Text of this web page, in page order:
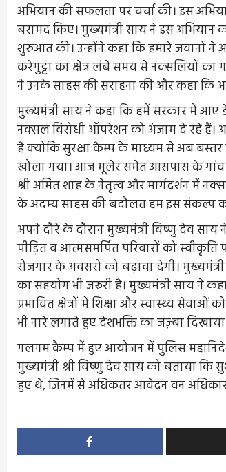
अभियान की सफलता पर चर्चा की। इस
बरामद किए। मुख्यमंत्री साय ने इस
शुरुआत की। उन्होंने कहा कि हमारे जवानों
करेगुट्टा का क्षेत्र लंबे समय से नक्सलियों का
ने उनके साहस की सराहना की और कहा कि
मुख्यमंत्री साय ने कहा कि हमें सरकार में आए
नक्सल विरोधी ऑपरेशन को अंजाम दे रहे हैं।
हैं क्योंकि सुरक्षा कैम्प के माध्यम से अब
खोला गया। आज मूलेर समेत आसपास के गांव में
श्री अमित शाह के नेतृत्व और मार्गदर्शन में
के अदम्य साहस की बदौलत हम इस संकल्प को
अपने दौरे के दौरान मुख्यमंत्री विष्णु देव
पीड़ित व आत्मसमर्पित परिवारों को स्वीकृति
रोजगार के अवसरों को बढ़ावा देगी।
का सहयोग भी जरूरी है। मुख्यमंत्री साय ने
प्रभावित क्षेत्रों में शिक्षा और स्वास्थ्य
भी नारे लगाते हुए देशभक्ति का जज़्बा
गलगम कैम्प में हुए आयोजन में पुलिस
मुख्यमंत्री श्री विष्णु देव साय को बताया
हुए थे, जिनमें से अधिकतर आवेदन वन अधिकार